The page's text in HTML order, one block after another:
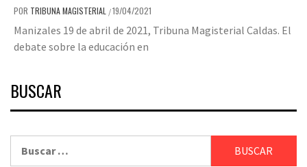
POR TRIBUNA MAGISTERIAL /19/04/2021
Manizales 19 de abril de 2021, Tribuna Magisterial Caldas. El
debate sobre la educación en
BUSCAR